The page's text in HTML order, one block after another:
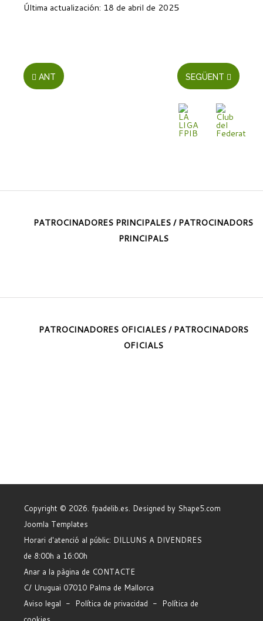
Última actualización: 18 de abril de 2025
ANT SEGÜENT
PATROCINADORES PRINCIPALES / PATROCINADORS
PRINCIPALS
PATROCINADORES OFICIALES / PATROCINADORS
OFICIALS
Copyright © 2026. fpadelib.es. Designed by Shape5.com
Joomla Templates
Horari d'atenció al públic: DILLUNS A DIVENDRES
de 8:00h a 16:00h
Anar a la pàgina de CONTACTE
C/ Uruguai 07010 Palma de Mallorca
Aviso legal - Política de privacidad -
Política de